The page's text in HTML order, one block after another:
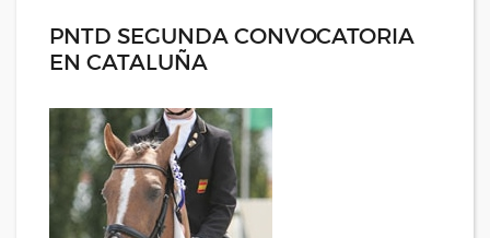
PNTD SEGUNDA CONVOCATORIA
EN CATALUÑA